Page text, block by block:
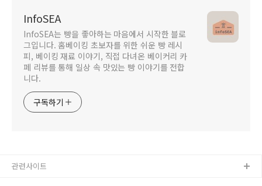
InfoSEA
InfoSEA는 빵을 좋아하는 마음에서 시작한 블로
그입니다. 홈베이킹 초보자를 위한 쉬운 빵 레시
피, 베이킹 재료 이야기, 직접 다녀온 베이커리 카
페 리뷰를 통해 일상 속 맛있는 빵 이야기를 전합
니다.
구독하기
관련사이트